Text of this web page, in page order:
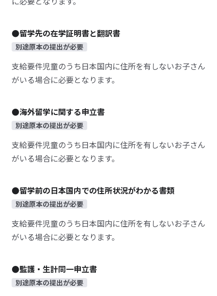
●留学先の在学証明書と翻訳書
別途原本の提出が必要
支給要件児童のうち日本国内に住所を有しないお子さん
がいる場合に必要となります。
●海外留学に関する申立書
別途原本の提出が必要
支給要件児童のうち日本国内に住所を有しないお子さん
がいる場合に必要となります。
●留学前の日本国内での住所状況がわかる書類
別途原本の提出が必要
支給要件児童のうち日本国内に住所を有しないお子さん
がいる場合に必要となります。
●監護・生計同一申立書
別途原本の提出が必要